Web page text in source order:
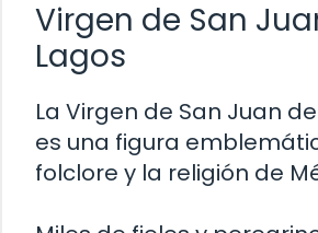
Virgen de San
Lagos
La Virgen de San Juan
es una figura
folclore y la religión de